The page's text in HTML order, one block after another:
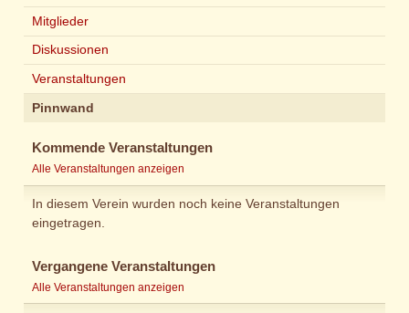
Mitglieder
Diskussionen
Veranstaltungen
Pinnwand
Kommende Veranstaltungen
Alle Veranstaltungen anzeigen
In diesem Verein wurden noch keine Veranstaltungen
eingetragen.
Vergangene Veranstaltungen
Alle Veranstaltungen anzeigen